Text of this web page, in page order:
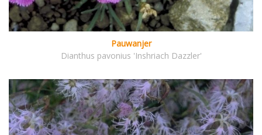
Pauwanjer
Dianthus pavonius 'Inshriach Dazzler'